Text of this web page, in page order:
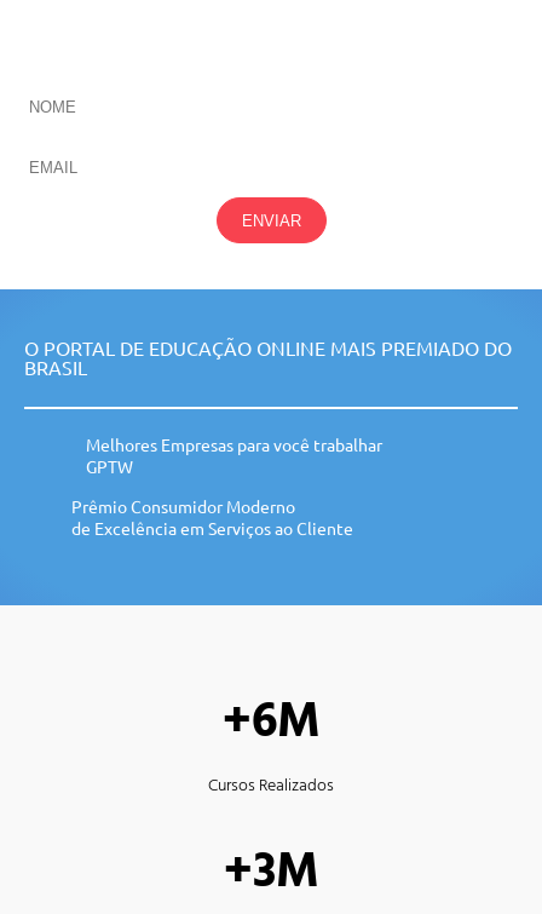
ENVIAR
O PORTAL DE EDUCAÇÃO ONLINE MAIS PREMIADO DO
BRASIL
Melhores Empresas para você trabalhar
GPTW
Prêmio Consumidor Moderno
de Excelência em Serviços ao Cliente
+6M
Cursos Realizados
+3M